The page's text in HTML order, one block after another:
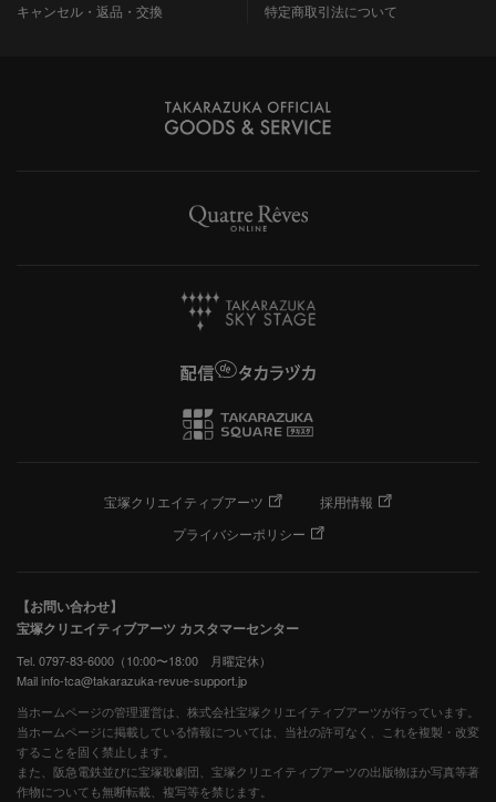
キャンセル・返品・交換
特定商取引法について
宝塚クリエイティブアーツ
採用情報
プライバシーポリシー
【お問い合わせ】
宝塚クリエイティブアーツ カスタマーセンター
Tel. 0797-83-6000（10:00〜18:00 月曜定休）
Mail info-tca@takarazuka-revue-support.jp
当ホームページの管理運営は、株式会社宝塚クリエイティブアーツが行っています。
当ホームページに掲載している情報については、当社の許可なく、これを複製・改変
することを固く禁止します。
また、阪急電鉄並びに宝塚歌劇団、宝塚クリエイティブアーツの出版物ほか写真等著
作物についても無断転載、複写等を禁じます。